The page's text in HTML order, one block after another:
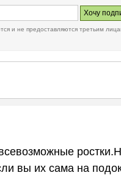
и не предоставляются третьим
вы их сама на